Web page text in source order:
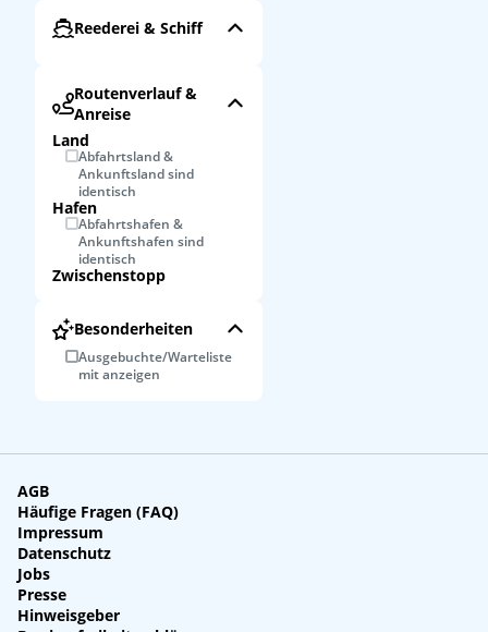
Reederei & Schiff
Routenverlauf &
Anreise
Land
Abfahrtsland &
Ankunftsland sind
identisch
Hafen
Abfahrtshafen &
Ankunftshafen sind
identisch
Zwischenstopp
Besonderheiten
Ausgebuchte/Warteliste
mit anzeigen
AGB
Häufige Fragen (FAQ)
Impressum
Datenschutz
Jobs
Presse
Hinweisgeber